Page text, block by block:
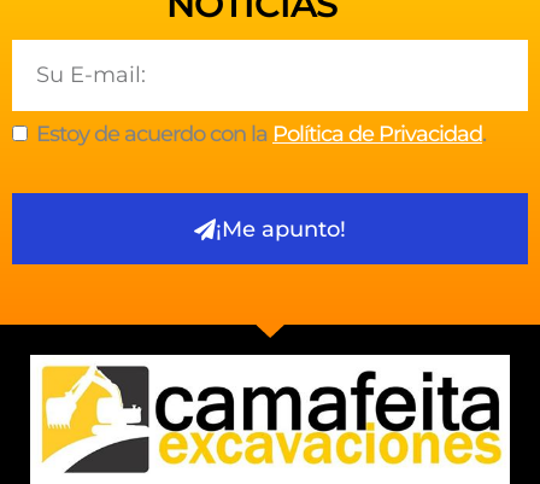
Estoy de acuerdo con la Política de Privacidad.
¡Me apunto!